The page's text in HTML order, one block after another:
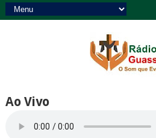
Ao Vivo